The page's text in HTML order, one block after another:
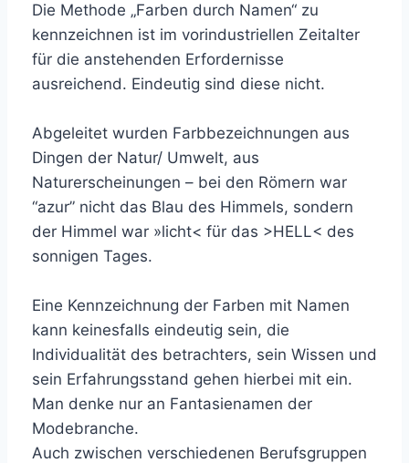
Die Methode „Farben durch Namen“ zu
kennzeichnen ist im vorindustriellen Zeitalter
für die anstehenden Erfordernisse
ausreichend. Eindeutig sind diese nicht.
Abgeleitet wurden Farbbezeichnungen aus
Dingen der Natur/ Umwelt, aus
Naturerscheinungen – bei den Römern war
“azur” nicht das Blau des Himmels, sondern
der Himmel war »licht< für das >HELL< des
sonnigen Tages.
Eine Kennzeichnung der Farben mit Namen
kann keinesfalls eindeutig sein, die
Individualität des betrachters, sein Wissen und
sein Erfahrungsstand gehen hierbei mit ein.
Man denke nur an Fantasienamen der
Modebranche.
Auch zwischen verschiedenen Berufsgruppen